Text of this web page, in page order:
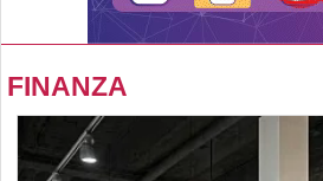
FINANZA